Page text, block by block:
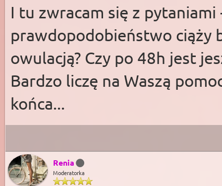
I tu zwracam się z pytaniami
prawdopodobieństwo ciąży
owulacją? Czy po 48h jest
Bardzo liczę na Waszą
końca...
Renia
Moderatorka